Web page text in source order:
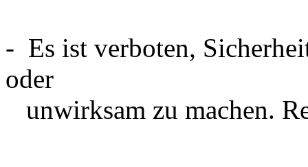
- Es ist verboten,
oder
unwirksam zu machen.